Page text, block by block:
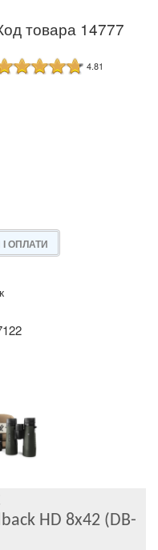
товара 14777
4.81
ОПЛАТИ
HD 8x42 (DB-